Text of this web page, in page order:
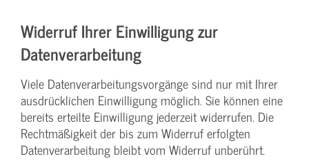
Widerruf Ihrer Einwilligung zur
Datenverarbeitung
Viele Datenverarbeitungsvorgänge sind nur mit Ihrer
ausdrücklichen Einwilligung möglich. Sie können eine
bereits erteilte Einwilligung jederzeit widerrufen. Die
Rechtmäßigkeit der bis zum Widerruf erfolgten
Datenverarbeitung bleibt vom Widerruf unberührt.